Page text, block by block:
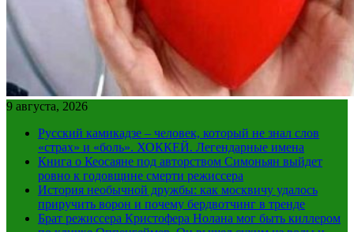
9 августа, 2026
Русский камикадзе – человек, который не знал слов
«страх» и «боль». ХОККЕЙ. Легендарные имена
Книга о Кеосаяне под авторством Симоньян выйдет
ровно к годовщине смерти режиссера
История необычной дружбы: как москвичу удалось
приручить ворон и почему бердвотчинг в тренде
Брат режиссера Кристофера Нолана мог быть киллером